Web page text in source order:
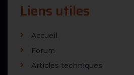
Liens utiles
Accueil
Forum
Articles techniques